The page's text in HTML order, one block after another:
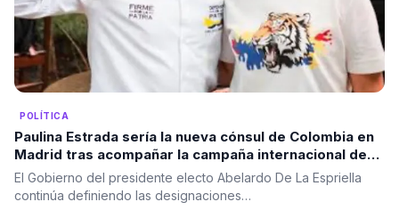
POLÍTICA
Paulina Estrada sería la nueva cónsul de Colombia en
Madrid tras acompañar la campaña internacional de
Abelardo De La Espriella
El Gobierno del presidente electo Abelardo De La Espriella
continúa definiendo las designaciones…